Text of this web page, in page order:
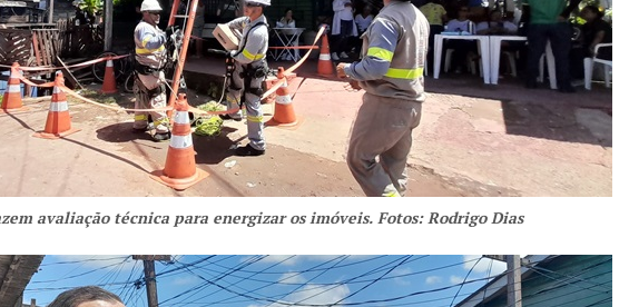
avaliação técnica para energizar os imóveis. Fotos: Rodrigo Dias